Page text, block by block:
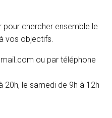
chercher ensemble le
vos objectifs.
ou par téléphone
20h, le samedi de 9h à 12h